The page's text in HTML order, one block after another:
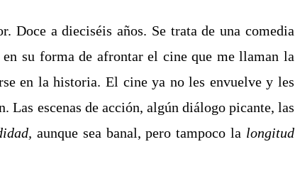
Doce a dieciséis años. Se trata de una comedia
su forma de afrontar el cine que me llaman la
en la historia. El cine ya no les envuelve y les
escenas de acción, algún diálogo picante, las
, aunque sea banal, pero tampoco la longitud